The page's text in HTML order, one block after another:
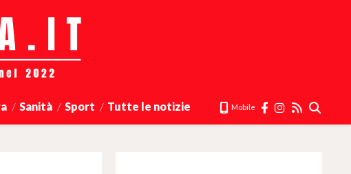
Sanità Sport Tutte le notizie Mobile